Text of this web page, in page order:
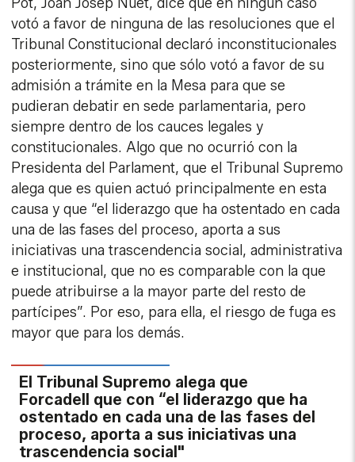
votó a favor de ninguna de las resoluciones que el
Tribunal Constitucional declaró inconstitucionales
posteriormente, sino que sólo votó a favor de su
admisión a trámite en la Mesa para que se
pudieran debatir en sede parlamentaria, pero
siempre dentro de los cauces legales y
constitucionales. Algo que no ocurrió con la
Presidenta del Parlament, que el Tribunal Supremo
alega que es quien actuó principalmente en esta
causa y que “el liderazgo que ha ostentado en cada
una de las fases del proceso, aporta a sus
iniciativas una trascendencia social, administrativa
e institucional, que no es comparable con la que
puede atribuirse a la mayor parte del resto de
partícipes”. Por eso, para ella, el riesgo de fuga es
mayor que para los demás.
El Tribunal Supremo alega que
Forcadell que con “el liderazgo que ha
ostentado en cada una de las fases del
proceso, aporta a sus iniciativas una
trascendencia social"